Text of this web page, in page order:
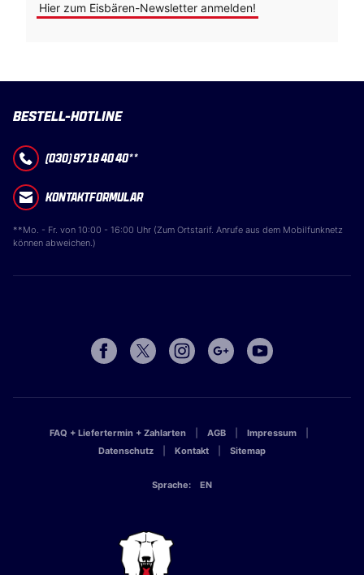
Hier zum Eisbären-Newsletter anmelden!
BESTELL-HOTLINE
(030) 97 18 40 40**
KONTAKTFORMULAR
**Mo. - Fr. von 10:00 - 16:00 Uhr (Zum Ortstarif. Anrufe aus dem Mobilfunknetz
können abweichen.)
FAQ + Liefertermin + Zahlarten AGB
Impressum
Datenschutz
Kontakt Sitemap
Sprache: EN